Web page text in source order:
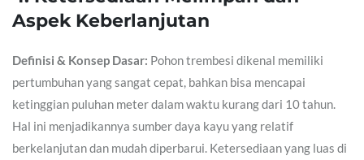
Aspek Keberlanjutan
Definisi & Konsep Dasar: Pohon trembesi dikenal memiliki
pertumbuhan yang sangat cepat, bahkan bisa mencapai
ketinggian puluhan meter dalam waktu kurang dari 10 tahun.
Hal ini menjadikannya sumber daya kayu yang relatif
berkelanjutan dan mudah diperbarui. Ketersediaan yang luas di